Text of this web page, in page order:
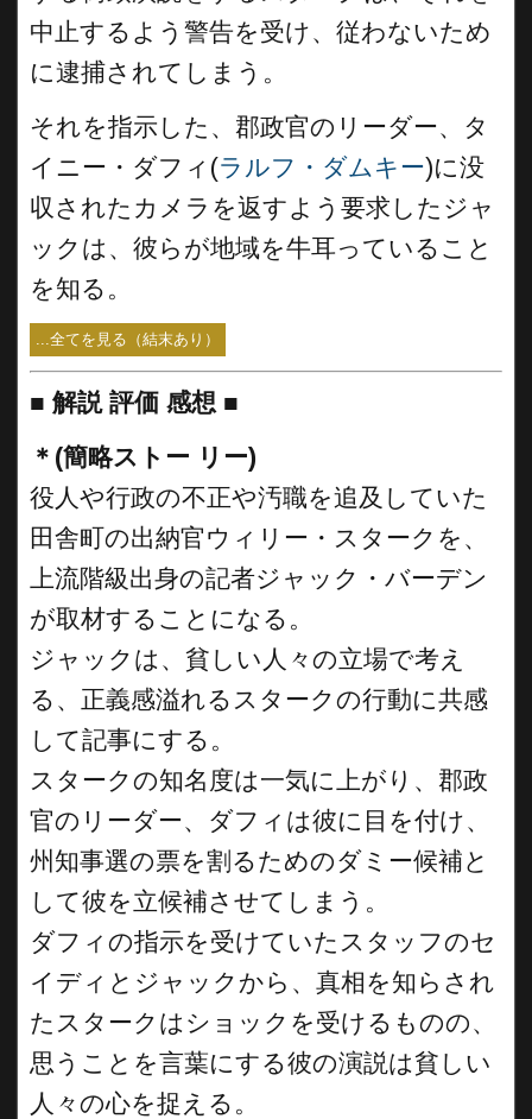
中止するよう警告を受け、従わないため
に逮捕されてしまう。
それを指示した、郡政官のリーダー、タ
イニー・ダフィ(ラルフ・ダムキー)に没
収されたカメラを返すよう要求したジャ
ックは、彼らが地域を牛耳っていること
を知る。
...全てを見る（結末あり）
■ 解説 評価 感想 ■
＊(簡略ストー リー)
役人や行政の不正や汚職を追及していた
田舎町の出納官ウィリー・スタークを、
上流階級出身の記者ジャック・バーデン
が取材することになる。
ジャックは、貧しい人々の立場で考え
る、正義感溢れるスタークの行動に共感
して記事にする。
スタークの知名度は一気に上がり、郡政
官のリーダー、ダフィは彼に目を付け、
州知事選の票を割るためのダミー候補と
して彼を立候補させてしまう。
ダフィの指示を受けていたスタッフのセ
イディとジャックから、真相を知らされ
たスタークはショックを受けるものの、
思うことを言葉にする彼の演説は貧しい
人々の心を捉える。